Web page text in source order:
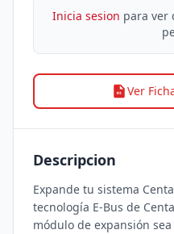
Inicia sesion para ver
Ver
Descripcion
Expande tu sistema
tecnología E-Bus de
módulo de expansión